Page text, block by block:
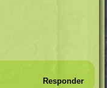
Responder